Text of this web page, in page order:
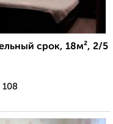
срок, 18м², 2/5